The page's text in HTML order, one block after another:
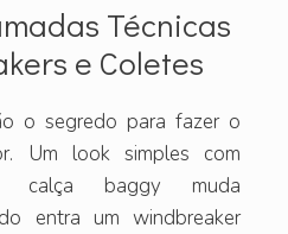
Técnicas
e Coletes
o segredo para fazer o
Um look simples com
calça baggy muda
entra um windbreaker